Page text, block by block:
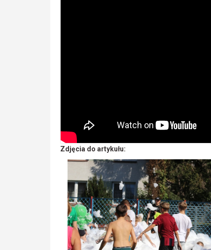
Zdjęcia do artykułu: